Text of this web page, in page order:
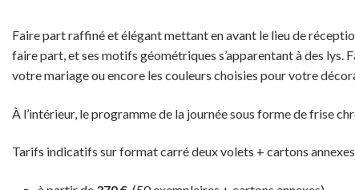
Faire part raffiné et élégant mettant en avant le lieu de
faire part, et ses motifs géométriques s’apparentant à des lys.
votre mariage ou encore les couleurs choisies pour votre
À l’intérieur, le programme de la journée sous forme de frise
Tarifs indicatifs sur format carré deux volets + cartons